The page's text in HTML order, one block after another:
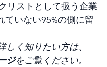
リストとして扱う企業
ていない95%の側に留
く知りたい方は、
ジをご覧ください。